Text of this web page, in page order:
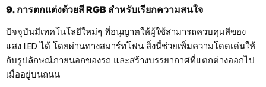
9. การตกแต่งด้วยสี RGB สำหรับเรียกความสนใจ
ปัจจุบันมีเทคโนโลยีใหม่ๆ ที่อนุญาตให้ผู้ใช้สามารถควบคุมสีของ
แสง LED ได้ โดยผ่านทางสมาร์ทโฟน สิ่งนี้ช่วยเพิ่มความโดดเด่นให้
กับรูปลักษณ์ภายนอกของรถ และสร้างบรรยากาศที่แตกต่างออกไป
เมื่ออยู่บนถนน